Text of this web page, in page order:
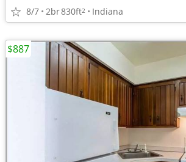
8/7 2br830ft2 Indiana
$887